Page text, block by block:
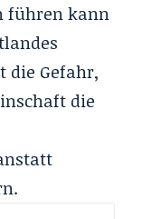
führen kann
die Gefahr,
die